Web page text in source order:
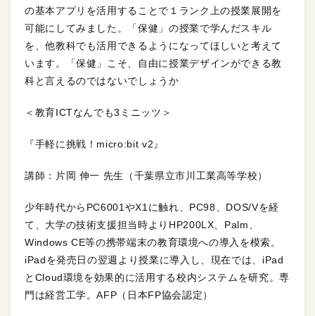
の基本アプリを活用することで１ランク上の授業展開を
可能にしてみました。「保健」の授業で学んだスキル
を、他教科でも活用できるようになってほしいと考えて
います。「保健」こそ、自由に授業デザインができる教
科と言えるのではないでしょうか
＜教育ICTなんでも3ミニッツ＞
『手軽に挑戦！micro:bit v2』
講師：片岡 伸一 先生（千葉県立市川工業高等学校）
少年時代からPC6001やX1に触れ、PC98、DOS/Vを経
て、大学の技術支援担当時よりHP200LX、Palm、
Windows CE等の携帯端末の教育環境への導入を模索。
iPadを発売日の翌週より授業に導入し、現在では、iPad
とCloud環境を効果的に活用する校内システムを研究。専
門は経営工学。AFP（日本FP協会認定）